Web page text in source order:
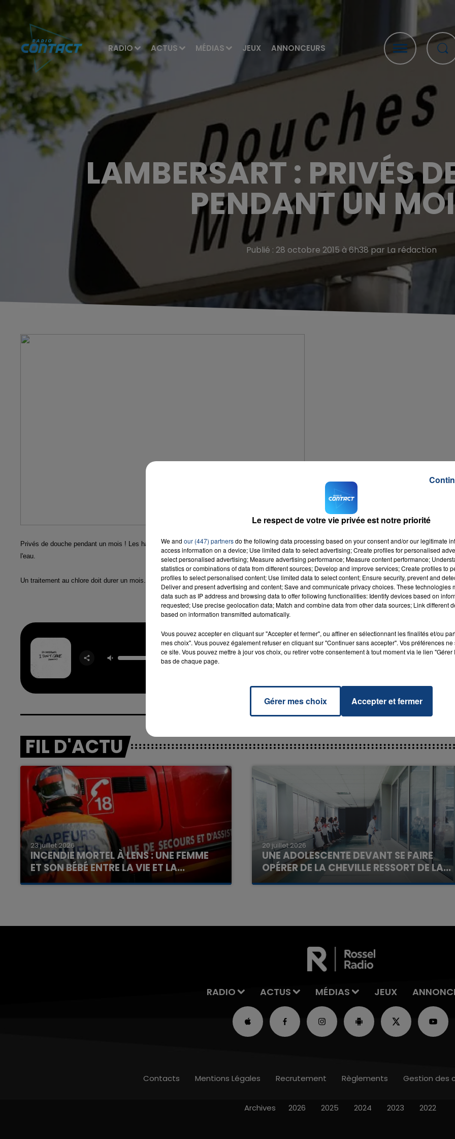
RADIO ACTUS MÉDIAS JEUX ANNONCEURS
LAMBERSART : PRIVÉS
PENDANT UN
Publié : 28 octobre 2015 à 6h38 par La rédaction
Privés de douche pendant un mois ! Les habitants d'une résidence de Lambersart, près de Lille, doivent faire face à un taux élevé de légionelles
l'eau.
Un traitement au chlore doit durer un mois. En attendant, il est vivement déconseillé aux habitants d'utiliser leur douche.
I Don't Care
ED SHEERAN &
JUSTIN BIEBER
RADIO CONTACT
FIL D'ACTU
23 juillet 2026
INCENDIE MORTEL À LENS : UNE FEMME
ET SON BÉBÉ ENTRE LA VIE ET LA...
Un homme s'est immolé par le feu après avoir
20 juillet 2026
UNE ADOLESCENTE DEVANT SE FAIRE
OPÉRER DE LA CHEVILLE RESSORT DE LA...
La famille a porté plainte contre la clinique qui a
La Team de l'été
RADIO ACTUS MÉDIAS JEUX
Contacts Mentions Légales Recrutement Règlements Gestion des
Archives 2026 2025 2024 2023 2022
Le respect de votre vie privée est notre priorité
We and our (447) partnersdo the following data processing based on your consent and/or our legitimate
access information on a device; Use limited data to select advertising; Create profiles for personalised
select personalised advertising; Measure advertising performance; Measure content performance;
statistics or combinations of data from different sources; Develop and improve services; Create profiles to
profiles to select personalised content; Use limited data to select content; Ensure security, prevent and
Deliver and present advertising and content; Save and communicate privacy choices. These technologies
data such as IP address and browsing data to offer following functionalities: Identify devices based on
requested; Use precise geolocation data; Match and combine data from other data sources; Link different
based on information transmitted automatically.
Vous pouvez accepter en cliquant sur "Accepter et fermer", ou affiner en sélectionnant les finalités et/ou
mes choix". Vous pouvez également refuser en cliquant sur "Continuer sans accepter". Vos préférences
ce site. Vous pouvez mettre à jour vos choix, ou retirer votre consentement à tout moment via le lien
bas de chaque page.
Gérer mes choix Accepter et fermer